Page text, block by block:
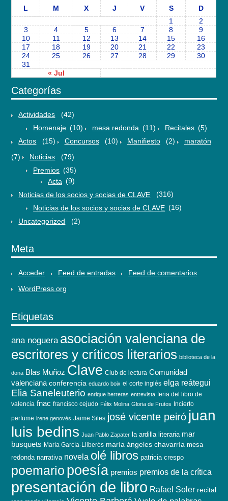
L
M X J V S D
« Jul
1
2
3
4 5 6 7 8
9
10
11 12 13 14 15
16
17
18 19 20 21 22
23
24
25 26 27 28 29
30
31
Categorías
Actividades
(42)
Homenaje (10) mesa redonda (11) Recitales (5)
Actos
(15) Concursos (10) Manifiesto (2)
maratón
(7)
Noticias
(79)
Premios (35)
Acta (9)
Noticias de los socios y socias de CLAVE
(316)
Noticias de los socios y socias de CLAVE (16)
Uncategorized
(2)
Meta
Acceder Feed de entradas
Feed de comentarios
WordPress.org
Etiquetas
ana noguera asociación valenciana de
escritores y críticos literarios biblioteca de la
dona Blas Muñoz Clave Club de lectura Comunidad
valenciana conferencia eduardo boix el corte inglés elga reátegui
Elia Saneleuterio enrique herreras entrevista feria del libro de
valencia fnac francisco cejudo Félix Molina Gloria de Frutos Incierto
perfume irene genovés Jaime Siles josé vicente peiró juan
luis bedins Juan Pablo Zapater la ardilla literaria mar
busquets María García-Lliberós maría ángeles chavarría mesa
redonda narrativa novela olé libros patricia crespo
poemario poesía premios premios de la crítica
presentación de libro Rafael Soler recital